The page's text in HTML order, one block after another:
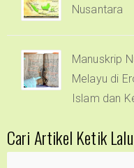
Nusantara
Manuskrip
Melayu di
Islam dan
Cari Artikel Ketik